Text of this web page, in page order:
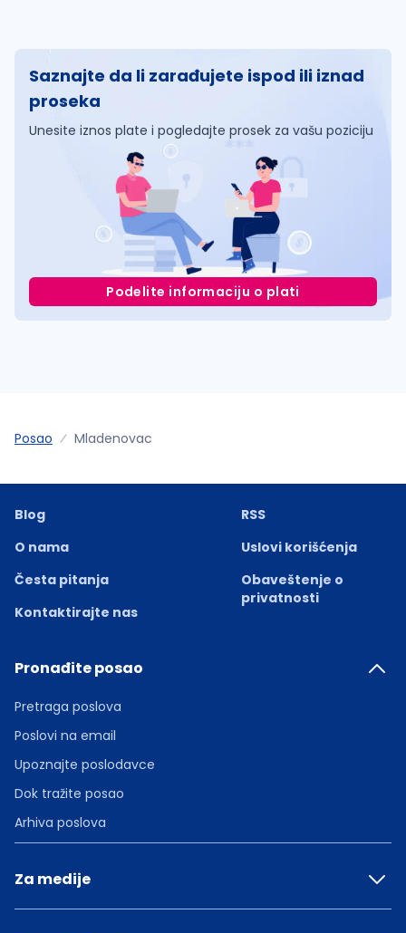
Saznajte da li zarađujete ispod ili iznad
proseka
Unesite iznos plate i pogledajte prosek za vašu poziciju
Podelite informaciju o plati
Posao Mladenovac
Blog
O nama
Česta pitanja
Kontaktirajte nas
RSS
Uslovi korišćenja
Obaveštenje o
privatnosti
Pronađite posao
Pretraga poslova
Poslovi na email
Upoznajte poslodavce
Dok tražite posao
Arhiva poslova
Za medije